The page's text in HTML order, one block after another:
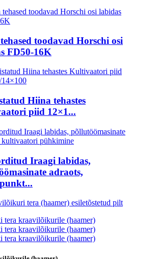
toodavad Horschi osi
FD50-16K
Hiina tehastes
piid 12×1...
Iraagi labidas,
adraots,